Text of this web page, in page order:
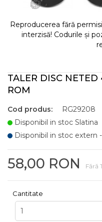
Reproducerea fără
interzisă! Codurile și
TALER DISC
ROM
Cod produs:
RG29208
Disponibil in stoc Slatina
Disponibil in stoc extern
58,00 RON Fără
Cantitate